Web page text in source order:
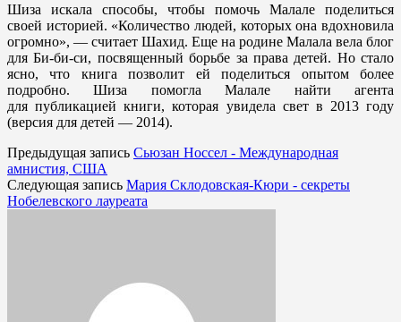
Шиза искала способы, чтобы помочь Малале поделиться
своей историей. «Количество людей, которых она вдохновила
огромно», — считает Шахид. Еще на родине Малала вела блог
для Би-би-си, посвященный борьбе за права детей. Но стало
ясно, что книга позволит ей поделиться опытом более
подробно. Шиза помогла Малале найти агента
для публикацией книги, которая увидела свет в 2013 году
(версия для детей — 2014).
Предыдущая запись Сьюзан Носсел - Международная
амнистия, США
Следующая запись Мария Склодовская-Кюри - секреты
Нобелевского лауреата